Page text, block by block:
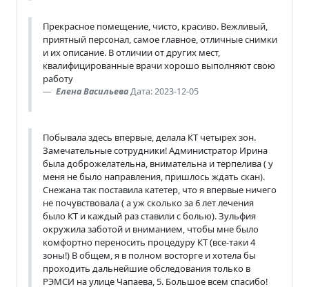
Прекрасное помещение, чисто, красиво. Вежливый,
приятный персонал, самое главное, отличные снимки
и их описание. В отличии от других мест,
квалифицированные врачи хорошо выполняют свою
работу
Елена ВасильеваДата: 2023-12-05
Побывала здесь впервые, делала КТ четырех зон.
Замечательные сотрудники! Администратор Ирина
была доброжелательна, внимательна и терпелива ( у
меня не было направления, пришлось ждать скан).
Снежана так поставила катетер, что я впервые ничего
не почувствовала ( а уж сколько за 6 лет лечения
было КТ и каждый раз ставили с болью). Зульфия
окружила заботой и вниманием, чтобы мне было
комфортно переносить процедуру КТ (все-таки 4
зоны!) В общем, я в полном восторге и хотела бы
проходить дальнейшие обследования только в
РЭМСИ на улице Чапаева, 5. Большое всем спасибо!